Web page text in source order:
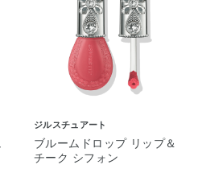
ジルスチュアート
ブルームドロップ リップ＆
チーク シフォン